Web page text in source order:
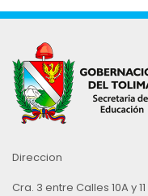
Direccion
Cra. 3 entre Calles 10A y 11